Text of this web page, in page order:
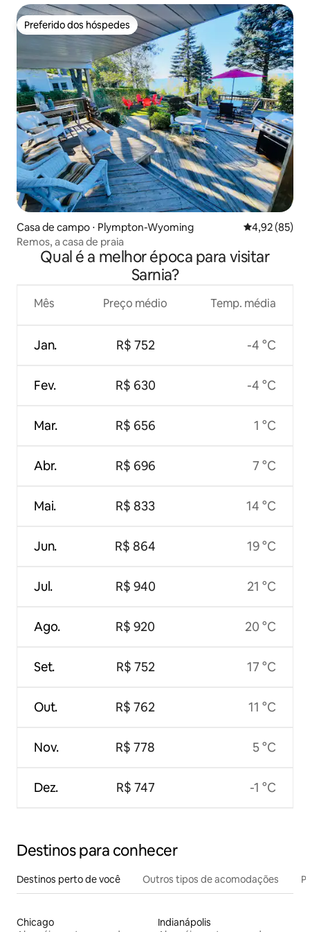
Preferido dos hóspedes
Preferido dos hóspedes
Casa de campo ⋅ Plympton-Wyoming 4,92 de uma
4,92 (85)
Remos, a casa de praia
Qual é a melhor época para visitar
Sarnia?
Mês
Jan.
Fev.
Mar.
Abr.
Mai.
Jun.
Jul.
Ago.
Set.
Out.
Nov.
Dez.
Preço médio
R$ 752
R$ 630
R$ 656
R$ 696
R$ 833
R$ 864
R$ 940
R$ 920
R$ 752
R$ 762
R$ 778
R$ 747
Temp. média
-4 °C
-4 °C
1 °C
7 °C
14 °C
19 °C
21 °C
20 °C
17 °C
11 °C
5 °C
-1 °C
Destinos para conhecer
Destinos perto de você Outros tipos de acomodações
Chicago
Indianápolis